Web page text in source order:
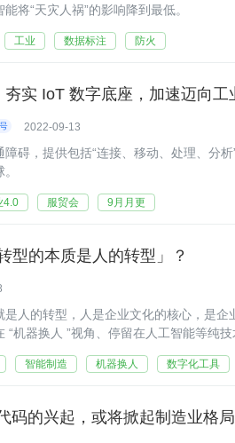
将“天灾人祸”的影响降到最低。
工业 数据标注 防火
实 IoT 数字底座，加速迈向工
2022-09-13
碍，提供包括“连接、移动、处理、分
4.0 服贸会 9月月更
型的本质是人的转型」？
人的转型，人是企业文化的核心，是
“机器换人 ”视角、停留在人工智能等纯
智能制造 机器换人 数字化工具
码的兴起，或将掀起制造业格